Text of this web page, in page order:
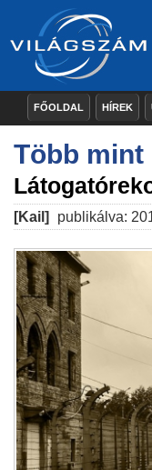
FŐOLDAL HÍREK
Több
[Kail] publikálva: